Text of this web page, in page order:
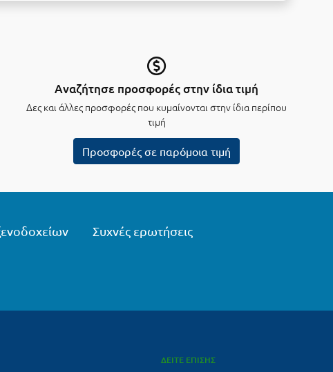
Αναζήτησε προσφορές στην ίδια τιμή
Δες και άλλες προσφορές που κυμαίνονται στην ίδια περίπου
τιμή
Προσφορές σε παρόμοια τιμή
Συχνές ερωτήσεις
ΔΕΙΤΕ ΕΠΙΣΗΣ